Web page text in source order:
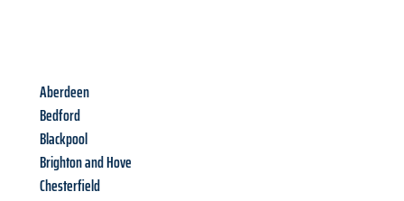
Aberdeen
Bedford
Blackpool
Brighton and Hove
Chesterfield